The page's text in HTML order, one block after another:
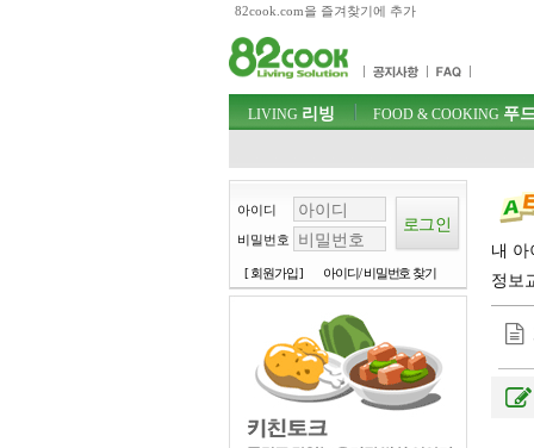
82cook.com을 즐겨찾기에 추가
주메뉴 바로가기
컨텐츠 바로가기
검색 바로가기
로그인 바로가기
주메뉴
LIVING 리빙 FOOD & COOKING 푸
아이디
비밀번호
[ 회원가입 ] 아이디/ 비밀번호 찾기
내 아
정보